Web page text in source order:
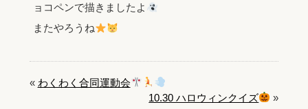
ョコペンで描きましたよ
またやろうね
« わくわく合同運動会
10.30 ハロウィンクイズ
»